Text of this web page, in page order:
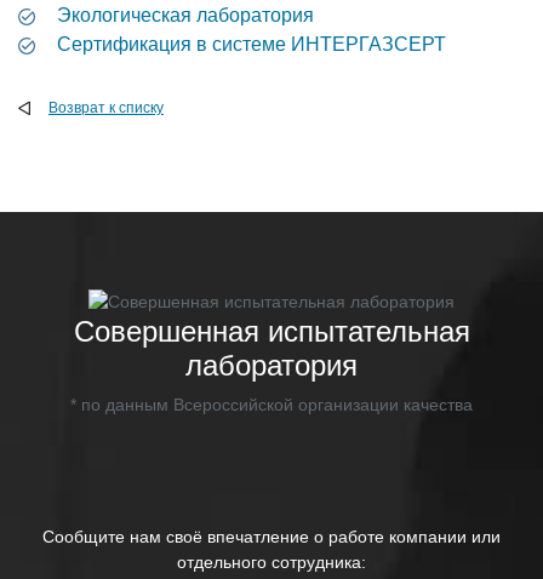
Экологическая лаборатория
Сертификация в системе ИНТЕРГАЗСЕРТ
Возврат к списку
Совершенная испытательная
лаборатория
* по данным Всероссийской организации качества
Сообщите нам своё впечатление о работе компании или
отдельного сотрудника: